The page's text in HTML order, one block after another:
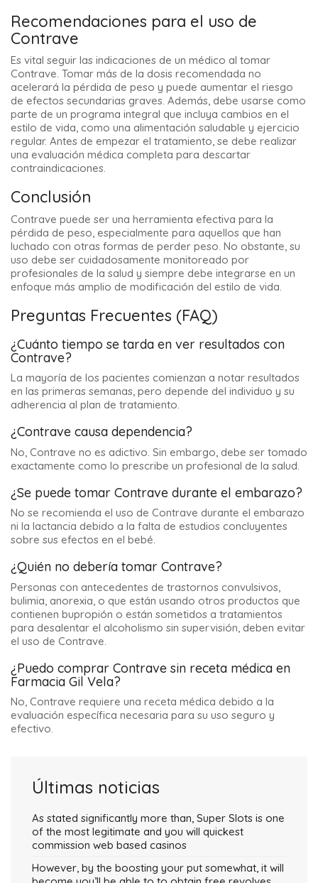
Recomendaciones para el uso de
Contrave
Es vital seguir las indicaciones de un médico al tomar
Contrave. Tomar más de la dosis recomendada no
acelerará la pérdida de peso y puede aumentar el riesgo
de efectos secundarias graves. Además, debe usarse como
parte de un programa integral que incluya cambios en el
estilo de vida, como una alimentación saludable y ejercicio
regular. Antes de empezar el tratamiento, se debe realizar
una evaluación médica completa para descartar
contraindicaciones.
Conclusión
Contrave puede ser una herramienta efectiva para la
pérdida de peso, especialmente para aquellos que han
luchado con otras formas de perder peso. No obstante, su
uso debe ser cuidadosamente monitoreado por
profesionales de la salud y siempre debe integrarse en un
enfoque más amplio de modificación del estilo de vida.
Preguntas Frecuentes (FAQ)
¿Cuánto tiempo se tarda en ver resultados con
Contrave?
La mayoría de los pacientes comienzan a notar resultados
en las primeras semanas, pero depende del individuo y su
adherencia al plan de tratamiento.
¿Contrave causa dependencia?
No, Contrave no es adictivo. Sin embargo, debe ser tomado
exactamente como lo prescribe un profesional de la salud.
¿Se puede tomar Contrave durante el embarazo?
No se recomienda el uso de Contrave durante el embarazo
ni la lactancia debido a la falta de estudios concluyentes
sobre sus efectos en el bebé.
¿Quién no debería tomar Contrave?
Personas con antecedentes de trastornos convulsivos,
bulimia, anorexia, o que están usando otros productos que
contienen bupropión o están sometidos a tratamientos
para desalentar el alcoholismo sin supervisión, deben evitar
el uso de Contrave.
¿Puedo comprar Contrave sin receta médica en
Farmacia Gil Vela?
No, Contrave requiere una receta médica debido a la
evaluación específica necesaria para su uso seguro y
efectivo.
Últimas noticias
As stated significantly more than, Super Slots is one
of the most legitimate and you will quickest
commission web based casinos
However, by the boosting your put somewhat, it will